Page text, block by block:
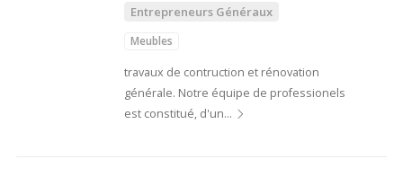
Entrepreneurs Généraux
Meubles
travaux de contruction et rénovation
générale. Notre équipe de professionels
est constitué, d'un…